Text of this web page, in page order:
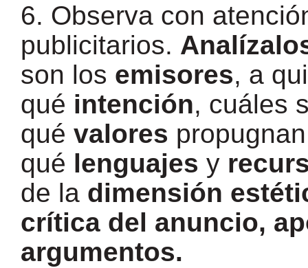
6. Observa con
publicitarios.
son los emisores, a
qué intención, cuáles
qué valores
qué lenguajes y
de la dimensión
crítica del anuncio,
argumentos.